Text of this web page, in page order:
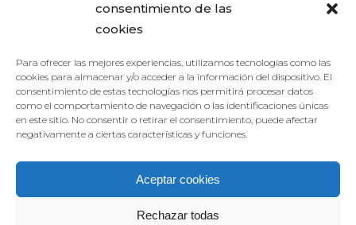
consentimiento de las
cookies
Para ofrecer las mejores experiencias, utilizamos tecnologías como las
cookies para almacenar y/o acceder a la información del dispositivo. El
consentimiento de estas tecnologías nos permitirá procesar datos
como el comportamiento de navegación o las identificaciones únicas
en este sitio. No consentir o retirar el consentimiento, puede afectar
negativamente a ciertas características y funciones.
Aceptar cookies
Rechazar todas
Páginas de interés
Reformas de Cocina
Exposición de Cocinas
Tiendas de Cocina
Cocinas a Medida
Tour Virtual y Configurador de Ambientes